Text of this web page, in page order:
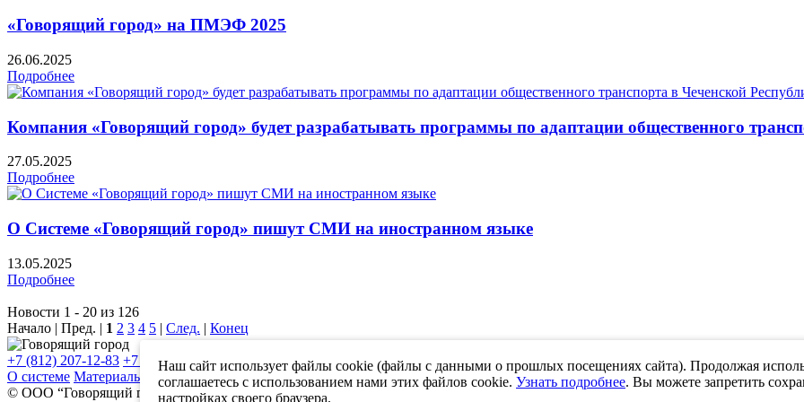
«Говорящий город» на ПМЭФ 2025
26.06.2025
Подробнее
Компания «Говорящий город» будет разрабатывать программы по адаптации общественного
27.05.2025
Подробнее
О Системе «Говорящий город» пишут СМИ на иностранном языке
13.05.2025
Подробнее
Новости 1 - 20 из 126
Начало | Пред. | 1 2 3 4 5 | След. | Конец
Наш сайт использует файлы cookie (файлы с данными о прошлых посещениях сайта). Продолжая
соглашаетесь с использованием нами этих файлов cookie. Узнать подробнее. Вы можете запретить
настройках своего браузера.
+7 (812) 207-12-83 +7 (812) 244-46-72 info@stp-ing.com
О системе Материалы Отзывы Карта объектов Контакты Новости проекта О компании
© ООО “Говорящий город”, 2026